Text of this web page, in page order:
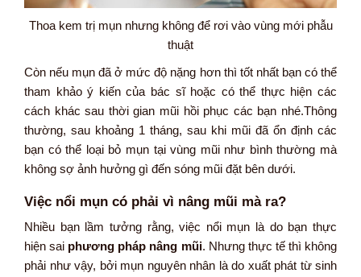
Thoa kem trị mụn nhưng không để rơi vào vùng mới phẫu
thuật
Còn nếu mụn đã ở mức độ nặng hơn thì tốt nhất bạn có thể
tham khảo ý kiến của bác sĩ hoặc có thể thực hiện các
cách khác sau thời gian mũi hồi phục các bạn nhé.Thông
thường, sau khoảng 1 tháng, sau khi mũi đã ổn định các
bạn có thể loại bỏ mụn tại vùng mũi như bình thường mà
không sợ ảnh hưởng gì đến sóng mũi đặt bên dưới.
Việc nổi mụn có phải vì nâng mũi mà ra?
Nhiều bạn lầm tưởng rằng, việc nổi mụn là do bạn thực
hiện sai phương pháp nâng mũi. Nhưng thực tế thì không
phải như vậy, bởi mụn nguyên nhân là do xuất phát từ sinh